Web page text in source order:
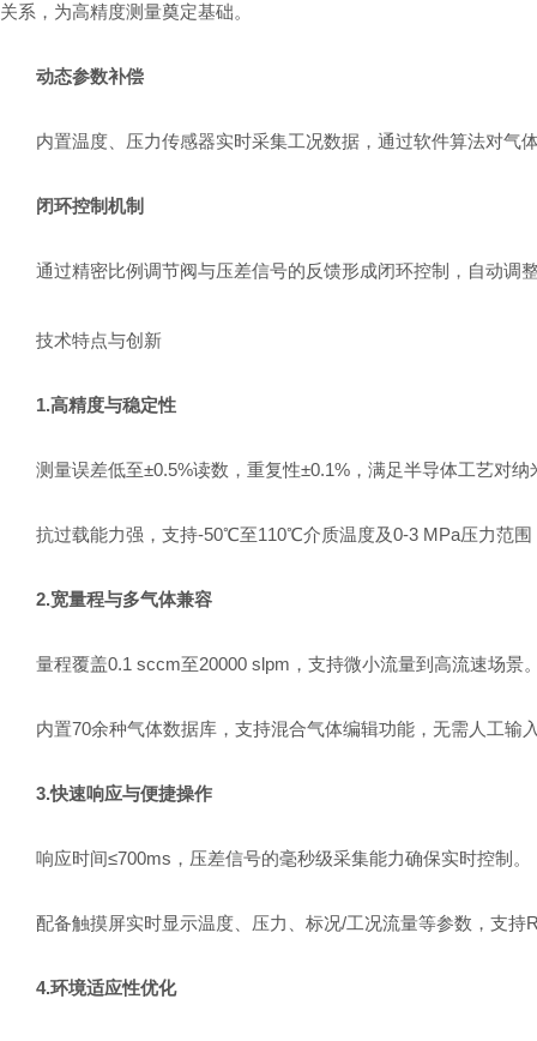
关系，为高精度测量奠定基础。
动态参数补偿
内置温度、压力传感器实时采集工况数据，通过软件算法对
闭环控制机制
通过精密比例调节阀与压差信号的反馈形成闭环控制，自动调
技术特点与创新
1.高精度与稳定性
测量误差低至±0.5%读数，重复性±0.1%，满足半导体工艺对
抗过载能力强，支持-50℃至110℃介质温度及0-3 MPa压力范
2.宽量程与多气体兼容
量程覆盖0.1 sccm至20000 slpm，支持微小流量到高流速场景
内置70余种气体数据库，支持混合气体编辑功能，无需人工输
3.快速响应与便捷操作
响应时间≤700ms，压差信号的毫秒级采集能力确保实时控制。
配备触摸屏实时显示温度、压力、标况/工况流量等参数，支持
4.环境适应性优化